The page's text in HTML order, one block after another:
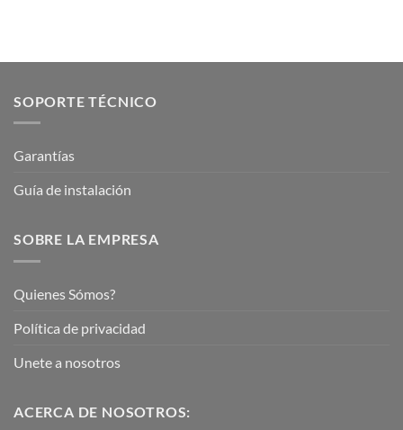
SOPORTE TÉCNICO
Garantías
Guía de instalación
SOBRE LA EMPRESA
Quienes Sómos?
Política de privacidad
Unete a nosotros
ACERCA DE NOSOTROS: